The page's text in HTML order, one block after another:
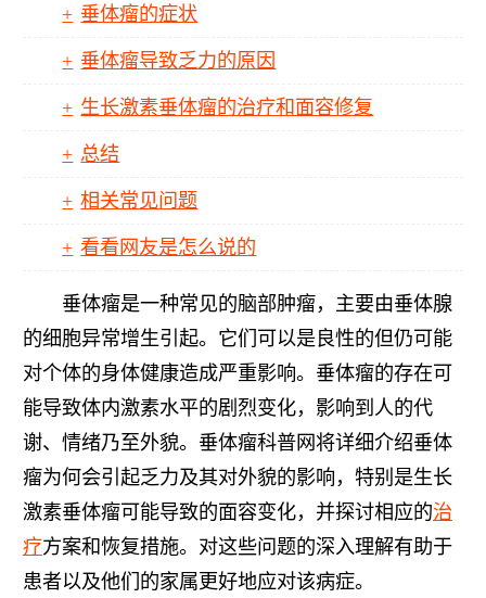
垂体瘤的症状
垂体瘤导致乏力的原因
生长激素垂体瘤的治疗和面容修复
总结
相关常见问题
看看网友是怎么说的
垂体瘤是一种常见的脑部肿瘤，主要由垂体腺
的细胞异常增生引起。它们可以是良性的但仍可能
对个体的身体健康造成严重影响。垂体瘤的存在可
能导致体内激素水平的剧烈变化，影响到人的代
谢、情绪乃至外貌。垂体瘤科普网将详细介绍垂体
瘤为何会引起乏力及其对外貌的影响，特别是生长
激素垂体瘤可能导致的面容变化，并探讨相应的治
疗方案和恢复措施。对这些问题的深入理解有助于
患者以及他们的家属更好地应对该病症。